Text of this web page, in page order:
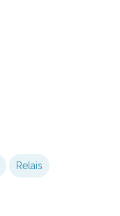
Relais